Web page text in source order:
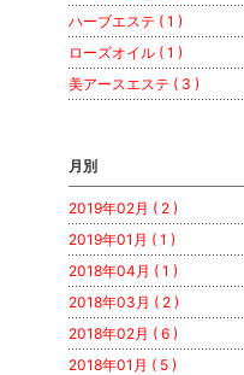
ハーブエステ ( 1 )
ローズオイル ( 1 )
美アースエステ ( 3 )
月別
2019年02月 ( 2 )
2019年01月 ( 1 )
2018年04月 ( 1 )
2018年03月 ( 2 )
2018年02月 ( 6 )
2018年01月 ( 5 )